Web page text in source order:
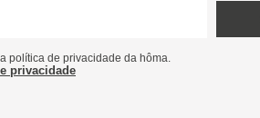
política de privacidade da hôma.
privacidade